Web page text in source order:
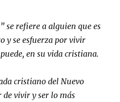
se refiere a alguien que es
y se esfuerza por vivir
en su vida cristiana.
cristiano del Nuevo
vivir y ser lo más